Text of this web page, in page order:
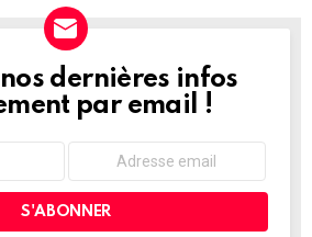
nos dernières infos
par email !